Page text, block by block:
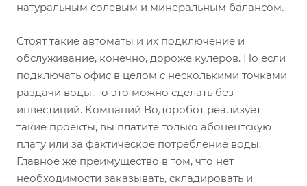
натуральным солевым и минеральным балансом.
Стоят такие автоматы и их подключение и
обслуживание, конечно, дороже кулеров. Но если
подключать офис в целом с несколькими точками
раздачи воды, то это можно сделать без
инвестиций. Компаний Водоробот реализует
такие проекты, вы платите только абонентскую
плату или за фактическое потребление воды.
Главное же преимущество в том, что нет
необходимости заказывать, складировать и